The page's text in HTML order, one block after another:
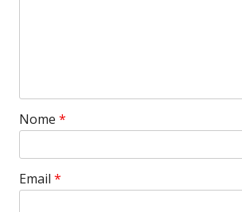
Nome *
Email *